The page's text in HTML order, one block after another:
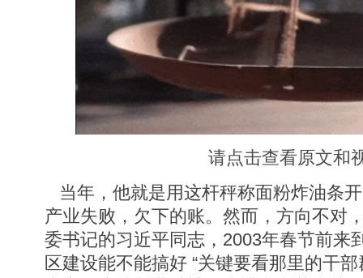
请点击查看原文和
当年，他就是用这杆秤称面粉炸油条
产业失败，欠下的账。然而，方向不对
委书记的习近平同志，2003年春节前来
区建设能不能搞好 “关键要看那里的干